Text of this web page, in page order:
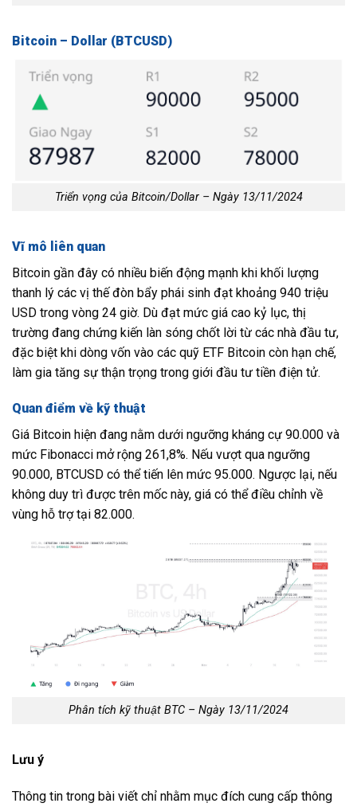
Bitcoin – Dollar (BTCUSD)
Triển vọng của Bitcoin/Dollar – Ngày 13/11/2024
Vĩ mô liên quan
Bitcoin gần đây có nhiều biến động mạnh khi khối lượng
thanh lý các vị thế đòn bẩy phái sinh đạt khoảng 940 triệu
USD trong vòng 24 giờ. Dù đạt mức giá cao kỷ lục, thị
trường đang chứng kiến làn sóng chốt lời từ các nhà đầu tư,
đặc biệt khi dòng vốn vào các quỹ ETF Bitcoin còn hạn chế,
làm gia tăng sự thận trọng trong giới đầu tư tiền điện tử.
Quan điểm về kỹ thuật
Giá Bitcoin hiện đang nằm dưới ngưỡng kháng cự 90.000 và
mức Fibonacci mở rộng 261,8%. Nếu vượt qua ngưỡng
90.000, BTCUSD có thể tiến lên mức 95.000. Ngược lại, nếu
không duy trì được trên mốc này, giá có thể điều chỉnh về
vùng hỗ trợ tại 82.000.
Phân tích kỹ thuật BTC – Ngày 13/11/2024
Lưu ý
Thông tin trong bài viết chỉ nhằm mục đích cung cấp thông